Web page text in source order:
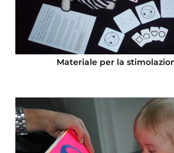
Materiale per la